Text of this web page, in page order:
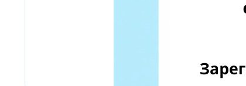
Amazon Business